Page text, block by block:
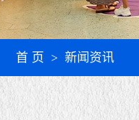
首 页 > 新闻资讯